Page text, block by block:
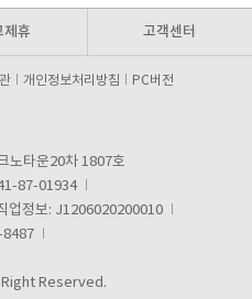
제휴 고객센터
개인정보처리방침 PC버전
노타운20차 1807호
87-01934
업정보: J1206020200010
8487
Reserved.